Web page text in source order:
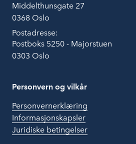
Middelthunsgate 27
0368 Oslo
Postadresse:
Postboks 5250 - Majorstuen
0303 Oslo
Personvern og vilkår
Personvernerklæring
Informasjonskapsler
Juridiske betingelser